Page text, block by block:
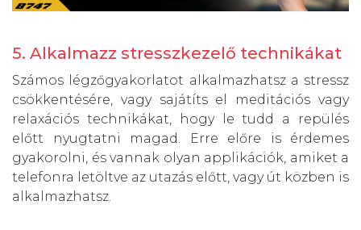
5. Alkalmazz stresszkezelő technikákat
Számos légzőgyakorlatot alkalmazhatsz a stressz
csökkentésére, vagy sajátíts el meditációs vagy
relaxációs technikákat, hogy le tudd a repülés
előtt nyugtatni magad. Erre előre is érdemes
gyakorolni, és vannak olyan applikációk, amiket a
telefonra letöltve az utazás előtt, vagy út közben is
alkalmazhatsz.